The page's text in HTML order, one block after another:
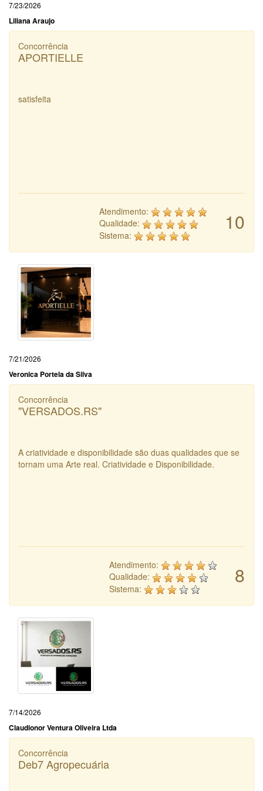
7/23/2026
Liliana Araujo
Concorrência
APORTIELLE
satisfeita
10
Atendimento:
Qualidade:
Sistema:
7/21/2026
Veronica Portela da Silva
Concorrência
"VERSADOS.RS"
A criatividade e disponibilidade são duas qualidades que se
tornam uma Arte real. Criatividade e Disponibilidade.
8
Atendimento:
Qualidade:
Sistema:
7/14/2026
Claudionor Ventura Oliveira Ltda
Concorrência
Deb7 Agropecuária